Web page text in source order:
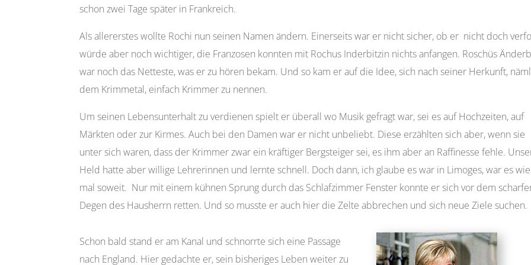
schon zwei Tage später in Frankreich.
Als allererstes wollte Rochi nun seinen Namen ändern. Einerseits war er nicht sicher, ob er nicht doch
würde aber noch wichtiger, die Franzosen konnten mit Rochus Inderbitzin nichts anfangen. Roschüs
war noch das Netteste, was er zu hören bekam. Und so kam er auf die Idee, sich nach seiner Herkunft,
dem Krimmetal, einfach Krimmer zu nennen.
Um seinen Lebensunterhalt zu verdienen spielt er überall wo Musik gefragt war, sei es auf Hochzeiten, auf
Märkten oder zur Kirmes. Auch bei den Damen war er nicht unbeliebt. Diese erzählten sich aber, wenn sie
unter sich waren, dass der Krimmer zwar ein kräftiger Bergsteiger sei, es ihm aber an Raffinesse fehle.
Held hatte aber willige Lehrerinnen und lernte schnell. Doch dann, ich glaube es war in Limoges, war es
mal soweit. Nur mit einem kühnen Sprung durch das Schlafzimmer Fenster konnte er sich vor dem
Degen des Hausherrn retten. Und so musste er auch hier die Zelte abbrechen und sich neue Ziele suchen.
Schon bald stand er am Kanal und schnorrte sich eine Passage
nach England. Hier gedachte er, sein bisheriges Leben weiter zu